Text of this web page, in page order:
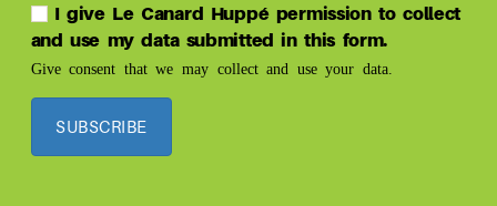
I give Le Canard Huppé permission to collect
and use my data submitted in this form.
Give consent that we may collect and use your data.
SUBSCRIBE